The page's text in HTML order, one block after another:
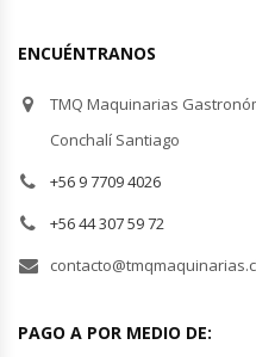
Rallador De Pan
Rebanadoras De Pan De
ENCUÉNTRANOS
TMQ Maquinarias
Conchalí Santiago
+56 9 7709 4026
+56 44 307 59 72
PAGO A POR MEDIO DE: